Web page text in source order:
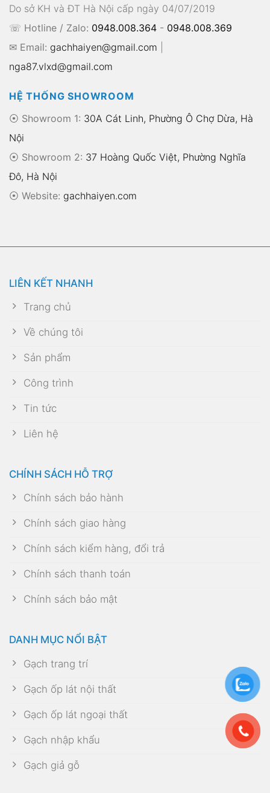
Do sở KH và ĐT Hà Nội cấp ngày 04/07/2019
☏ Hotline / Zalo: 0948.008.364 - 0948.008.369
✉ Email: gachhaiyen@gmail.com
nga87.vlxd@gmail.com
HỆ THỐNG SHOWROOM
⦿ Showroom 1: 30A Cát Linh, Phường Ô Chợ Dừa, Hà
Nội
⦿ Showroom 2: 37 Hoàng Quốc Việt, Phường Nghĩa
Đô, Hà Nội
⦿ Website: gachhaiyen.com
LIÊN KẾT NHANH
Trang chủ
Về chúng tôi
Sản phẩm
Công trình
Tin tức
Liên hệ
CHÍNH SÁCH HỖ TRỢ
Chính sách bảo hành
Chính sách giao hàng
Chính sách kiểm hàng, đổi trả
Chính sách thanh toán
Chính sách bảo mật
DANH MỤC NỔI BẬT
Gạch trang trí
Gạch ốp lát nội thất
Gạch ốp lát ngoại thất
Gạch nhập khẩu
Gạch giả gỗ